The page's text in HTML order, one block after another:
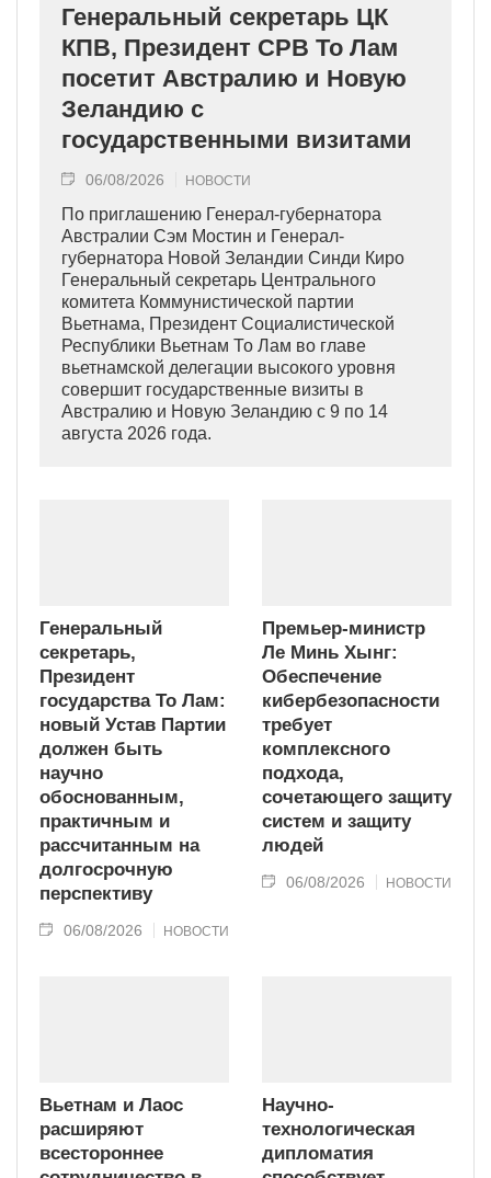
Генеральный секретарь ЦК
КПВ, Президент СРВ То Лам
посетит Австралию и Новую
Зеландию с
государственными визитами
06/08/2026 НОВОСТИ
По приглашению Генерал-губернатора
Австралии Сэм Мостин и Генерал-
губернатора Новой Зеландии Синди Киро
Генеральный секретарь Центрального
комитета Коммунистической партии
Вьетнама, Президент Социалистической
Республики Вьетнам То Лам во главе
вьетнамской делегации высокого уровня
совершит государственные визиты в
Австралию и Новую Зеландию с 9 по 14
августа 2026 года.
Генеральный
секретарь,
Президент
государства То Лам:
новый Устав Партии
должен быть
научно
обоснованным,
практичным и
рассчитанным на
долгосрочную
перспективу
06/08/2026 НОВОСТИ
Премьер-министр
Ле Минь Хынг:
Обеспечение
кибербезопасности
требует
комплексного
подхода,
сочетающего защиту
систем и защиту
людей
06/08/2026 НОВОСТИ
Вьетнам и Лаос
расширяют
всестороннее
Научно-
технологическая
дипломатия